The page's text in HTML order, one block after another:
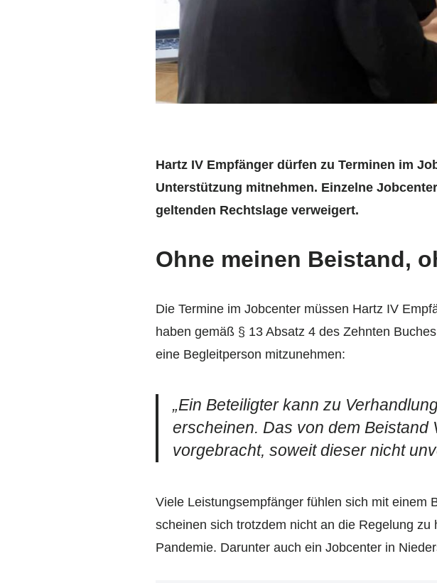
Hartz IV Empfänger dürfen zu Terminen im
Unterstützung mitnehmen. Einzelne
geltenden Rechtslage verweigert.
Ohne meinen Beistand,
Die Termine im Jobcenter müssen Hartz IV
haben gemäß § 13 Absatz 4 des Zehnten
eine Begleitperson mitzunehmen:
„Ein Beteiligter kann zu
erscheinen. Das von dem Beistand
vorgebracht, soweit dieser nicht
Viele Leistungsempfänger fühlen sich mit einem
scheinen sich trotzdem nicht an die Regelung
Pandemie. Darunter auch ein Jobcenter in